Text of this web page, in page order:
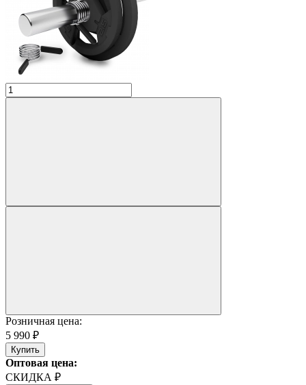
Розничная цена:
5 990 ₽
Купить
Оптовая цена:
СКИДКА ₽